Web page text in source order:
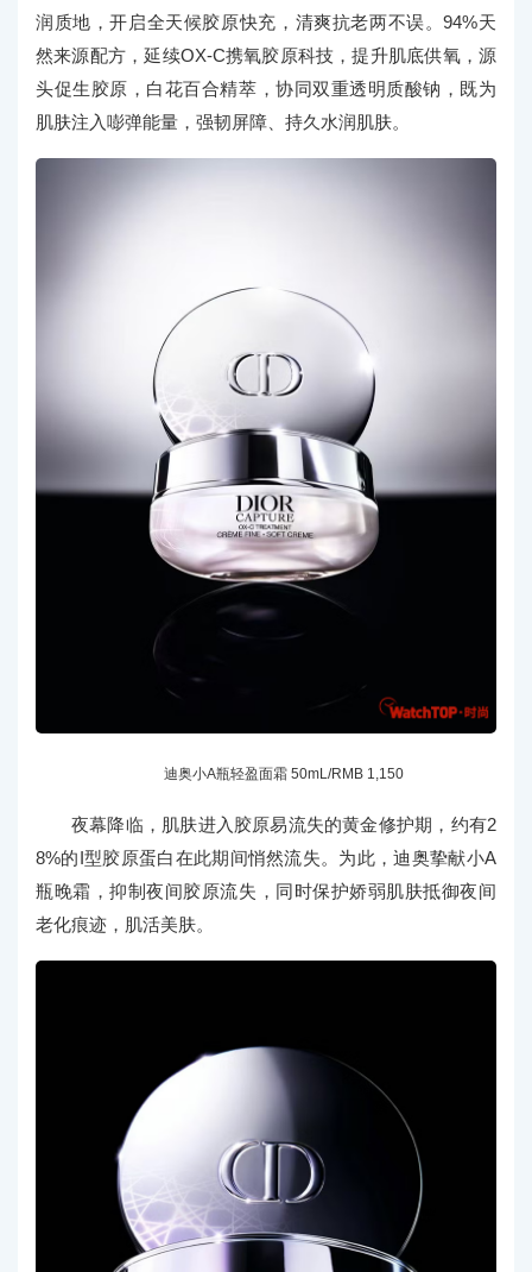
润质地，开启全天候胶原快充，清爽抗老两不误。94%天
然来源配方，延续OX-C携氧胶原科技，提升肌底供氧，源
头促生胶原，白花百合精萃，协同双重透明质酸钠，既为
肌肤注入嘭弹能量，强韧屏障、持久水润肌肤。
迪奥小A瓶轻盈面霜 50mL/RMB 1,150
夜幕降临，肌肤进入胶原易流失的黄金修护期，约有2
8%的I型胶原蛋白在此期间悄然流失。为此，迪奥挚献小A
瓶晚霜，抑制夜间胶原流失，同时保护娇弱肌肤抵御夜间
老化痕迹，肌活美肤。